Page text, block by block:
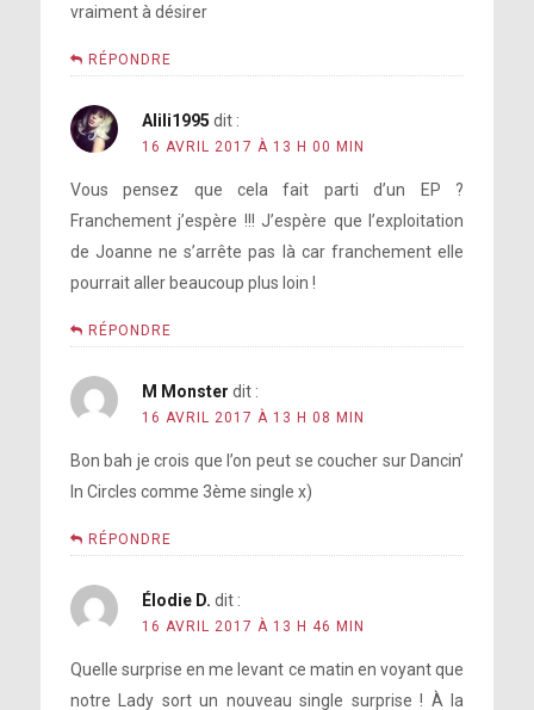
vraiment à désirer
RÉPONDRE
Alili1995 dit :
16 AVRIL 2017 À 13 H 00 MIN
Vous pensez que cela fait parti d’un EP ?
Franchement j’espère !!! J’espère que l’exploitation
de Joanne ne s’arrête pas là car franchement elle
pourrait aller beaucoup plus loin !
RÉPONDRE
M Monster dit :
16 AVRIL 2017 À 13 H 08 MIN
Bon bah je crois que l’on peut se coucher sur Dancin’
In Circles comme 3ème single x)
RÉPONDRE
Élodie D. dit :
16 AVRIL 2017 À 13 H 46 MIN
Quelle surprise en me levant ce matin en voyant que
notre Lady sort un nouveau single surprise ! À la